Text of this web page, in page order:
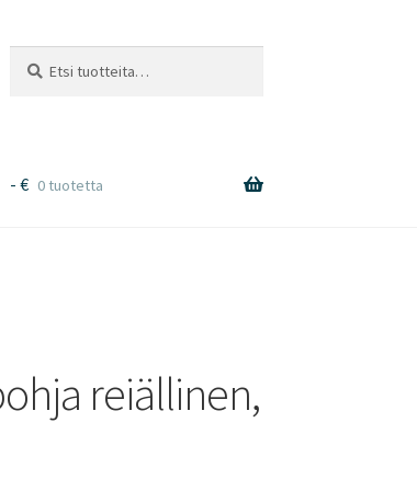
- € 0 tuotetta
reiällinen,